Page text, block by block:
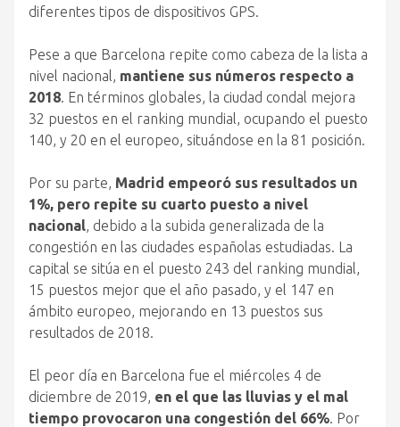
diferentes tipos de dispositivos GPS.
Pese a que Barcelona repite como cabeza de la lista a
nivel nacional, mantiene sus números respecto a
2018. En términos globales, la ciudad condal mejora
32 puestos en el ranking mundial, ocupando el puesto
140, y 20 en el europeo, situándose en la 81 posición.
Por su parte, Madrid empeoró sus resultados un
1%, pero repite su cuarto puesto a nivel
nacional, debido a la subida generalizada de la
congestión en las ciudades españolas estudiadas. La
capital se sitúa en el puesto 243 del ranking mundial,
15 puestos mejor que el año pasado, y el 147 en
ámbito europeo, mejorando en 13 puestos sus
resultados de 2018.
El peor día en Barcelona fue el miércoles 4 de
diciembre de 2019, en el que las lluvias y el mal
tiempo provocaron una congestión del 66%. Por